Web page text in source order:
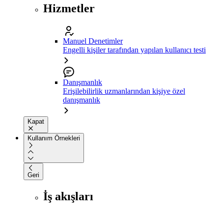
Hizmetler
Manuel Denetimler
Engelli kişiler tarafından yapılan kullanıcı testi
Danışmanlık
Erişilebilirlik uzmanlarından kişiye özel
danışmanlık
Kapat
Kullanım Örnekleri
Geri
İş akışları